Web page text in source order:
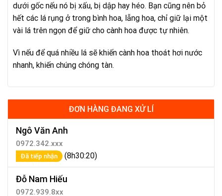
dưới gốc nếu nó bị xấu, bị dập hay héo. Bạn cũng nên bỏ
hết các lá rụng ở trong bình hoa, lẵng hoa, chỉ giữ lại một
vài lá trên ngọn để giữ cho cành hoa được tự nhiên.
Vì nếu để quá nhiều lá sẽ khiến cành hoa thoát hơi nước
nhanh, khiến chúng chóng tàn.
ĐƠN HÀNG ĐANG XỬ LÍ
Ngô Văn Anh
0972.342.xxx
Đã tiếp nhận (8h30:20)
Đỗ Nam Hiếu
0972.939.8xx